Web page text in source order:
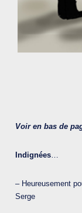
Voir en bas de
Indignées…
– Heureusement
Serge